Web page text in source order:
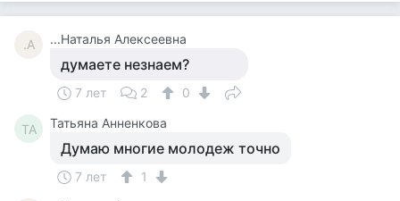
.А ...Наталья Алексеевна
думаете незнаем?
7 лет 2 0
ТА Татьяна Анненкова
Думаю многие молодеж точно
7 лет 1